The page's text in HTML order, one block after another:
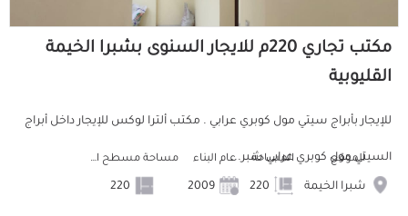
مكتب تجاري 220م للايجار السنوى بشبرا الخيمة
القليوبية
للإيجار بأبراج سيتي مول كوبري عرابي . مكتب ألترا لوكس للإيجار داخل أبراج
السيتي مول كوبري عرابي شبر...
الموقع
شبرا الخيمة
المساحة عام البناء مساحة مسطح البناء